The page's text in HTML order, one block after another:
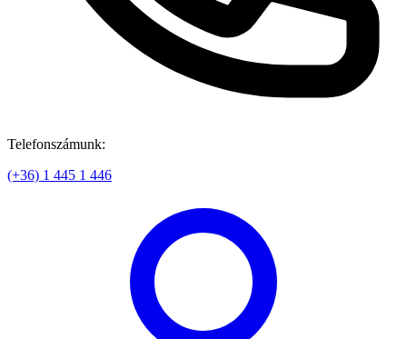
Telefonszámunk:
(+36) 1 445 1 446